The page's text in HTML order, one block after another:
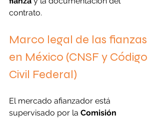
contrato.
Marco legal de las fianzas
en México (CNSF y Código
Civil Federal)
El mercado afianzador está
supervisado por la Comisión